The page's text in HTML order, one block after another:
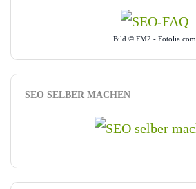
Bild © FM2 - Fotolia.com
SEO SELBER MACHEN